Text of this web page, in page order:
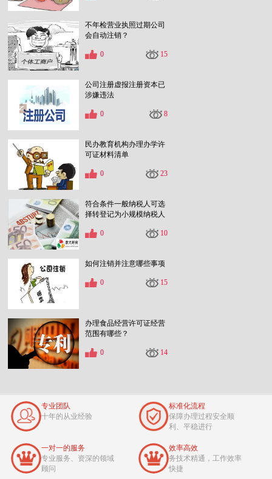
不年检营业执照过期公司
会自动注销？
0 15
公司注册虚报注册资本已
涉嫌违法
0 8
民办教育机构办理办学许
可证材料清单
0 23
符合条件一般纳税人可选
择转登记为小规模纳税人
0 10
如何注销并注意哪些事项
0 15
办理食品经营许可证经营
范围有哪些？
0 14
专业团队
十年的从业经验
标准化流程
保障办理过程安全顺
利、平稳进行
一对一的服务
专业服务、资深的领域
顾问
效率高效
务技术精通，工作效率
快捷